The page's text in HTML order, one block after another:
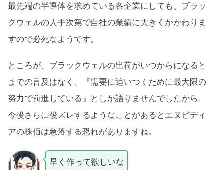
最先端の半導体を求めている各企業にしても、ブラッ
クウェルの入手次第で自社の業績に大きくかかわりま
すので必死なようです。
ところが、ブラックウェルの出荷がいつからになると
までの言及はなく、『需要に追いつくために最大限の
努力で前進している』としか語りませんでしたから、
今後さらに後ズレするようなことがあるとエヌビディ
アの株価は急落する恐れがありますね。
早く作って欲しいな